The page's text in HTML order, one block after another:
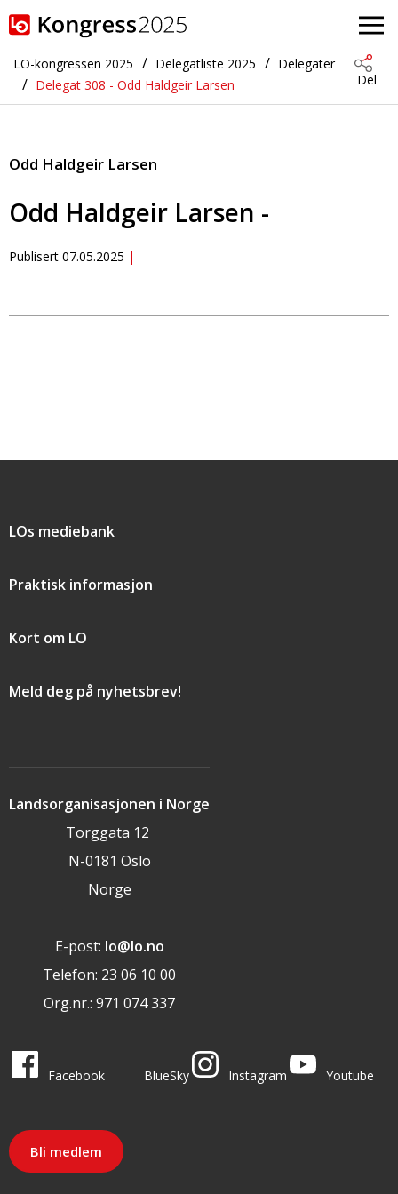
Gå til hovedinnhold
LO-kongressen 2025 Delegatliste 2025
Delegater
Delegat 308 - Odd Haldgeir Larsen
Del
Odd Haldgeir Larsen
Odd Haldgeir Larsen -
Publisert 07.05.2025
Landsorganisasjonen i Norge
Torggata 12
N-0181 Oslo
Norge
E-post: lo@lo.no
Telefon: 23 06 10 00
Org.nr.: 971 074 337
Snarveier
LOs mediebank
Praktisk informasjon
Kort om LO
Meld deg på nyhetsbrev!
LO i sosiale medier
Facebook
BlueSky
Instagram
Youtube
Bli medlem